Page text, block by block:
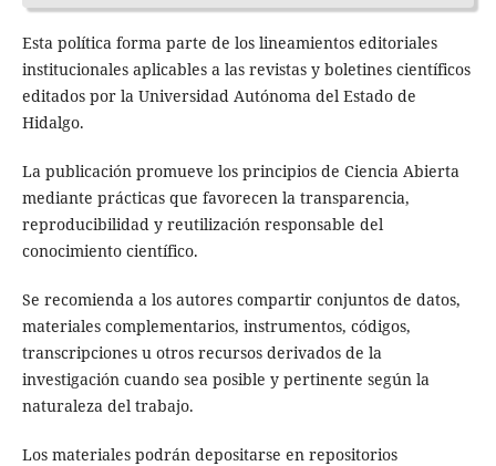
Esta política forma parte de los lineamientos editoriales
institucionales aplicables a las revistas y boletines científicos
editados por la Universidad Autónoma del Estado de
Hidalgo.
La publicación promueve los principios de Ciencia Abierta
mediante prácticas que favorecen la transparencia,
reproducibilidad y reutilización responsable del
conocimiento científico.
Se recomienda a los autores compartir conjuntos de datos,
materiales complementarios, instrumentos, códigos,
transcripciones u otros recursos derivados de la
investigación cuando sea posible y pertinente según la
naturaleza del trabajo.
Los materiales podrán depositarse en repositorios